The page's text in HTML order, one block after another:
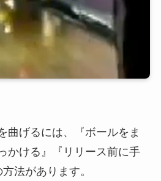
曲げるには、『ボールをま
かける』『リリース前に手
法があります。